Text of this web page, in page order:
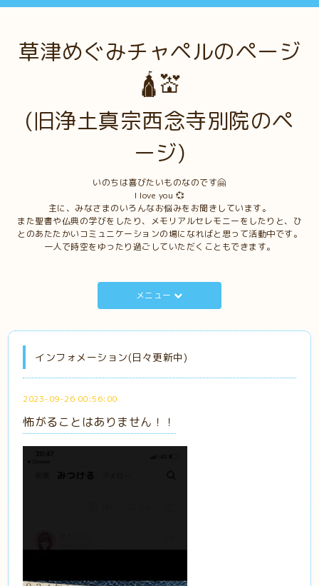
草津めぐみチャペルのページ
🛕💒
(旧浄土真宗西念寺別院のペ
ージ)
いのちは喜びたいものなのです🤗
I love you 💞
主に、みなさまのいろんなお悩みをお聞きしています。
また聖書や仏典の学びをしたり、メモリアルセレモニーをしたりと、ひ
とのあたたかいコミュニケーションの場になればと思って活動中です。
一人で時空をゆったり過ごしていただくこともできます。
メニュー
インフォメーション(日々更新中)
2023-09-26 00:56:00
怖がることはありません！！